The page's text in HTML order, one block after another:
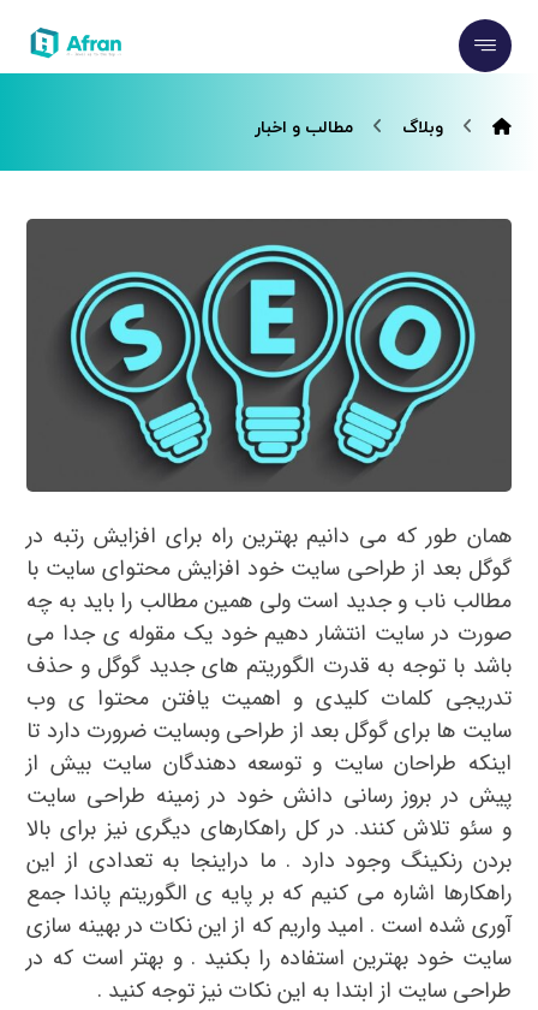
وبلاگ مطالب و اخبار
همان طور که می دانیم بهترین راه برای افزایش رتبه در
گوگل بعد از طراحی سایت خود افزایش محتوای سایت با
مطالب ناب و جدید است ولی همین مطالب را باید به چه
صورت در سایت انتشار دهیم خود یک مقوله ی جدا می
باشد با توجه به قدرت الگوریتم های جدید گوگل و حذف
تدریجی کلمات کلیدی و اهمیت یافتن محتوا ی وب
سایت ها برای گوگل بعد از طراحی وبسایت ضرورت دارد تا
اینکه طراحان سایت و توسعه دهندگان سایت بیش از
پیش در بروز رسانی دانش خود در زمینه طراحی سایت
و سئو تلاش کنند. در کل راهکارهای دیگری نیز برای بالا
بردن رنکینگ وجود دارد . ما دراینجا به تعدادی از این
راهکارها اشاره می کنیم که بر پایه ی الگوریتم پاندا جمع
آوری شده است . امید واریم که از این نکات در بهینه سازی
سایت خود بهترین استفاده را بکنید . و بهتر است که در
طراحی سایت از ابتدا به این نکات نیز توجه کنید .